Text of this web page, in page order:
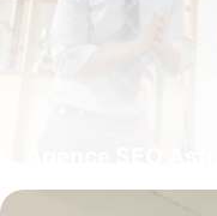
Référencement